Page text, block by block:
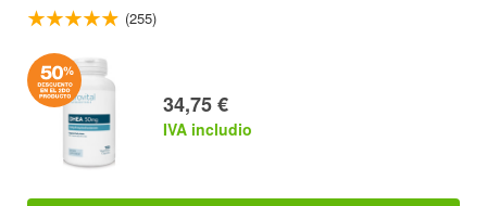
(255)
34,75 €
IVA includio